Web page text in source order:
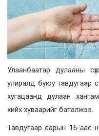
Улаанбаатар дулааны
улиралд буюу тавдугаар
хугацаанд дулаан
хийх хуваарийг баталжээ.
Тавдугаар сарын 16-аас